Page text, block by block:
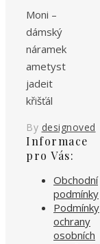
Moni –
dámský
náramek
ametyst
jadeit
křišťál
By designoved
Informace
pro Vás:
Obchodní
podmínky
Podmínky
ochrany
osobních